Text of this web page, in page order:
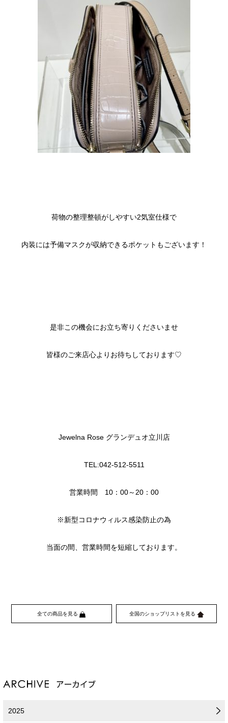
荷物の整理整頓がしやすい2気室仕様で
内装には予備マスクが収納できるポケットもございます！
是非この機会にお立ち寄りくださいませ
皆様のご来店心よりお待ちしております♡
Jewelna Rose グランデュオ立川店
TEL:042-512-5511
営業時間 10：00～20：00
※新型コロナウィルス感染防止の為
当面の間、営業時間を短縮しております。
全ての商品を見る 全国のショップリストを見る
2025